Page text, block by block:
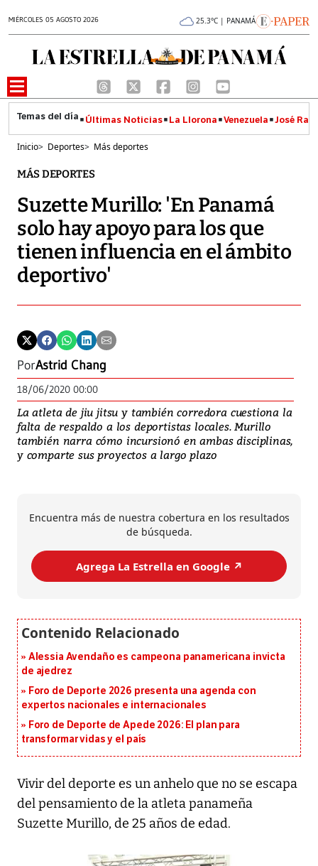
MIÉRCOLES 05 AGOSTO 2026 25.3°C | PANAMÁ
Últimas Noticias La Llorona Venezuela José
Inicio> Deportes> Más deportes
MÁS DEPORTES
Suzette Murillo: 'En Panamá
solo hay apoyo para los que
tienen influencia en el ámbito
deportivo'
PorAstrid Chang
18/06/2020 00:00
La atleta de jiu jitsu y también corredora cuestiona la
falta de respaldo a los deportistas locales. Murillo
también narra cómo incursionó en ambas disciplinas,
y comparte sus proyectos a largo plazo
Encuentra más de nuestra cobertura en los resultados
de búsqueda.
Agrega La Estrella en Google ↗️
Alessia Avendaño es campeona panamericana invicta
de ajedrez
Foro de Deporte 2026 presenta una agenda con
expertos nacionales e internacionales
Foro de Deporte de Apede 2026: El plan para
transformar vidas y el país
Vivir del deporte es un anhelo que no se escapa
del pensamiento de la atleta panameña
Suzette Murillo, de 25 años de edad.